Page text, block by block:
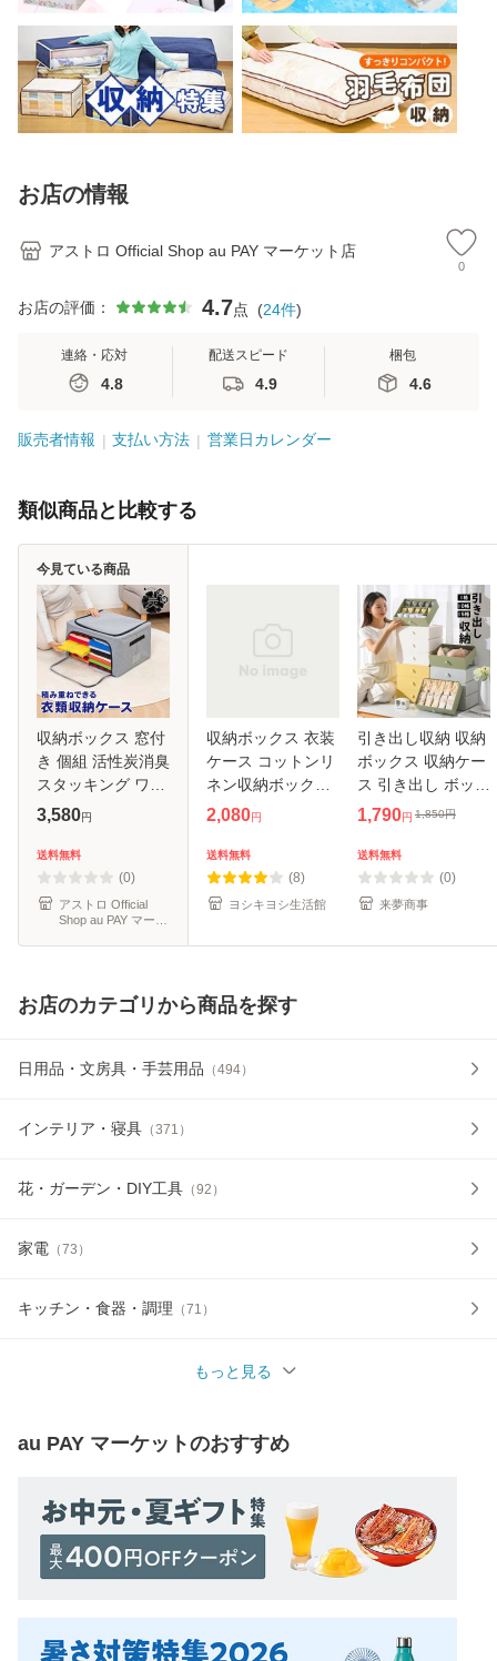
お店の情報
アストロ Official Shop au PAY マーケット店
0
お店の評価： 4.7点 (24件)
連絡・応対
4.8
配送スピード
4.9
梱包
4.6
販売者情報 支払い方法 営業日カレンダー
類似商品と比較する
収納ボックス 窓付
き 個組 活性炭消臭
スタッキング ワイ
ヤー式で畳んで収
ケース アストロ
620-56
3,580円
送料無料
(0)
アストロ Official
Shop au PAY マーケ
今見ている商品
収納ボックス 衣装
ケース コットンリ
ネン収納ボックス
大容量 中身が見え
み 積み重ね クロー
ゼット 押入れ 洋服
衣類
2,080円
送料無料
(8)
ヨシキヨシ生活館
引き出し収納 収納
ボックス 収納ケー
ス 引き出し ボック
ス 整理整頓 衣類収
納 省スペース 組み
合わ収納 小物/雑
物/下着
1,790円 1,850円
送料無料
(0)
来夢商事
お店のカテゴリから商品を探す
日用品・文房具・手芸用品 （494）
インテリア・寝具 （371 ）
花・ガーデン・DIY工具 （92 ）
家電 （73 ）
キッチン・食器・調理 （71 ）
もっと見る
au PAY マーケットのおすすめ